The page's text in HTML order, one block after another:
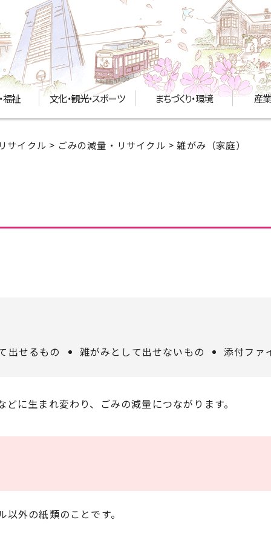
福祉 文化・観光・スポーツ まちづくり・環境 産
サイクル > ごみの減量・リサイクル > 雑がみ（家庭）
出せるもの 雑がみとして出せないもの 添付ファ
に生まれ変わり、ごみの減量につながります。
外の紙類のことです。